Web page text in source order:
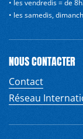
• les vendredis = de
• les samedis,
NOUS CONTACTER
Contact
Réseau